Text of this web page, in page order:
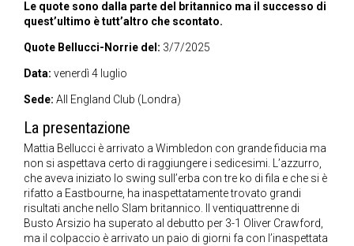
Le quote sono dalla parte del britannico ma il successo di
quest’ultimo è tutt’altro che scontato.
Quote Bellucci-Norrie del: 3/7/2025
Data: venerdì 4 luglio
Sede: All England Club (Londra)
La presentazione
Mattia Bellucci è arrivato a Wimbledon con grande fiducia ma
non si aspettava certo di raggiungere i sedicesimi. L’azzurro,
che aveva iniziato lo swing sull’erba con tre ko di fila e che si è
rifatto a Eastbourne, ha inaspettatamente trovato grandi
risultati anche nello Slam britannico. Il ventiquattrenne di
Busto Arsizio ha superato al debutto per 3-1 Oliver Crawford,
ma il colpaccio è arrivato un paio di giorni fa con l’inaspettata